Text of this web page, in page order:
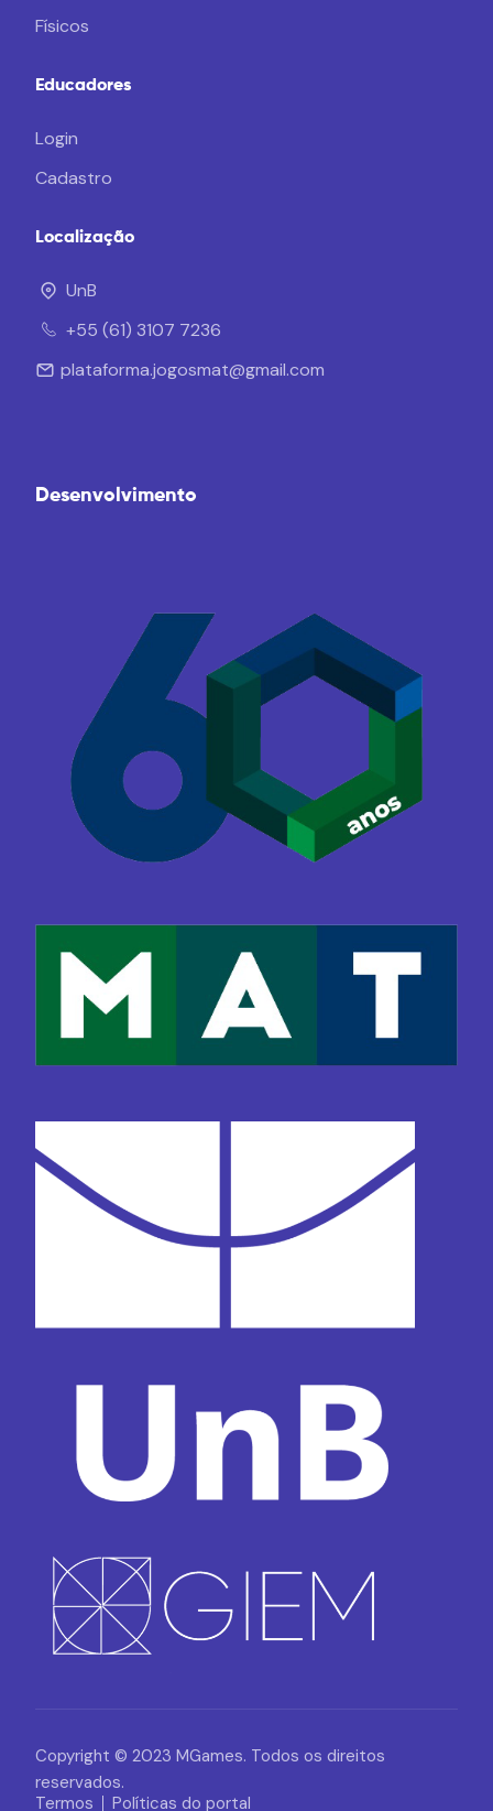
Físicos
Educadores
Login
Cadastro
Localização
UnB
+55 (61) 3107 7236
plataforma.jogosmat@gmail.com
Desenvolvimento
Copyright © 2023 MGames. Todos os direitos
reservados.
Termos
Políticas do portal